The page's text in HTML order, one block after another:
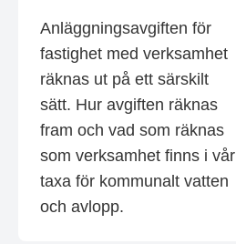
Anläggningsavgiften för
fastighet med verksamhet
räknas ut på ett särskilt
sätt. Hur avgiften räknas
fram och vad som räknas
som verksamhet finns i vår
taxa för kommunalt vatten
och avlopp.